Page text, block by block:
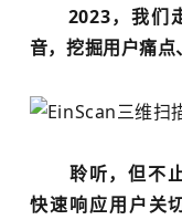
2023，我们走
音，挖掘用户痛点
聆听，但不止
快速响应用户关